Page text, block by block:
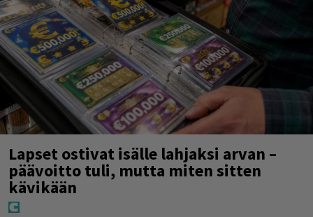
Lapset ostivat isälle lahjaksi arvan –
päävoitto tuli, mutta miten sitten
kävikään